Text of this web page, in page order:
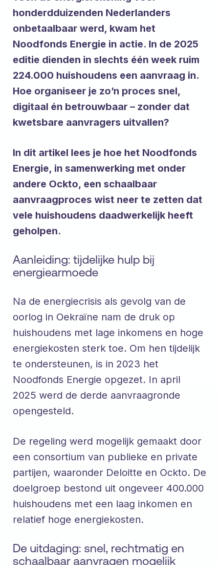
honderdduizenden Nederlanders
onbetaalbaar werd, kwam het
Noodfonds Energie in actie. In de 2025
editie dienden in slechts één week ruim
224.000 huishoudens een aanvraag in.
Hoe organiseer je zo’n proces snel,
digitaal én betrouwbaar – zonder dat
kwetsbare aanvragers uitvallen?
In dit artikel lees je hoe het Noodfonds
Energie, in samenwerking met onder
andere Ockto, een schaalbaar
aanvraagproces wist neer te zetten dat
vele huishoudens daadwerkelijk heeft
geholpen.
Aanleiding: tijdelijke hulp bij
energiearmoede
Na de energiecrisis als gevolg van de
oorlog in Oekraïne nam de druk op
huishoudens met lage inkomens en hoge
energiekosten sterk toe. Om hen tijdelijk
te ondersteunen, is in 2023 het
Noodfonds Energie opgezet. In april
2025 werd de derde aanvraagronde
opengesteld.
De regeling werd mogelijk gemaakt door
een consortium van publieke en private
partijen, waaronder Deloitte en Ockto. De
doelgroep bestond uit ongeveer 400.000
huishoudens met een laag inkomen en
relatief hoge energiekosten.
De uitdaging: snel, rechtmatig en
schaalbaar aanvragen mogelijk